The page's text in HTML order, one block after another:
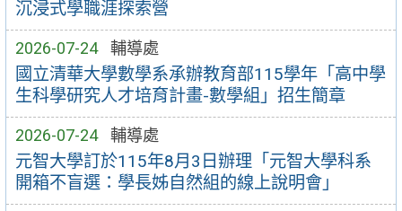
沉浸式學職涯探索營
2026-07-24 輔導處
國立清華大學數學系承辦教育部115學年「高中學
生科學研究人才培育計畫-數學組」招生簡章
2026-07-24 輔導處
元智大學訂於115年8月3日辦理「元智大學科系
開箱不盲選：學長姊自然組的線上說明會」